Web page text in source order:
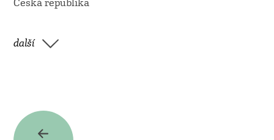
Česká republika
další